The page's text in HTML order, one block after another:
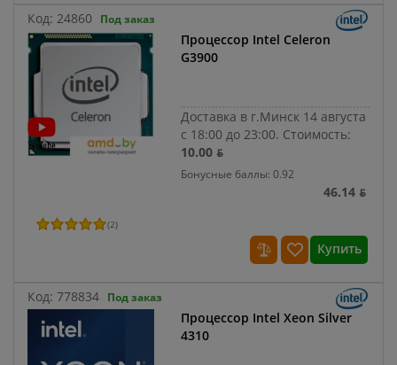
Код: 24860 Под заказ
Процессор Intel Celeron
G3900
Доставка в г.Минск 14 августа
с 18:00 до 23:00. Стоимость:
10.00 ƃ
Бонусные баллы: 0.92
46.14 ƃ
(2)
Купить
Код: 778834 Под заказ
Процессор Intel Xeon Silver
4310